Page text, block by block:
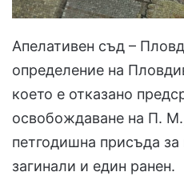
Апелативен съд –
определение на
което е отказано
освобождаване на П.
петгодишна присъда
загинали и един ранен.